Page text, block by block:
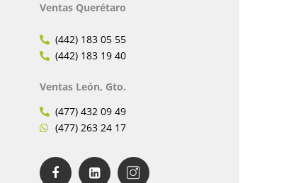
Ventas Querétaro
(442) 183 05 55
(442) 183 19 40
Ventas León, Gto.
(477) 432 09 49
(477) 263 24 17